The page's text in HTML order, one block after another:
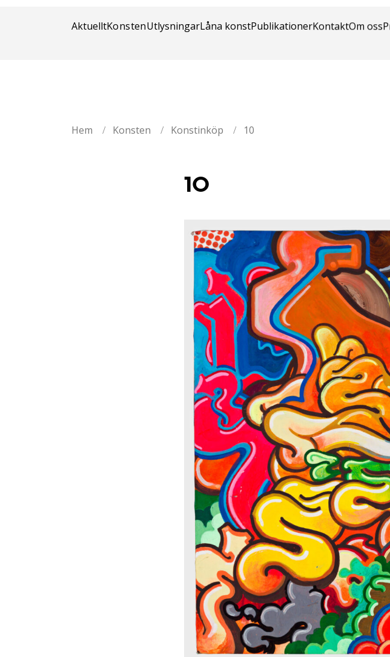
Stockholm konst
Hem / Konsten / Konstinköp / 10
10